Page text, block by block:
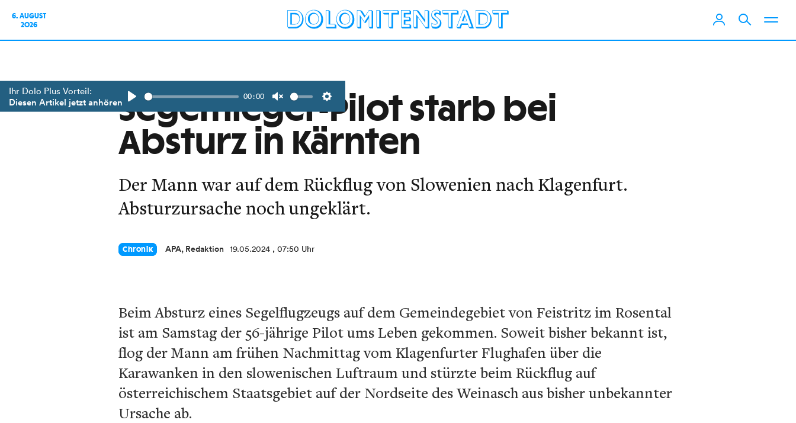
6. AUGUST
2026
Ihr Dolo Plus Vorteil:
Diesen Artikel jetzt anhören
Play
00:00
Unmute Settings
Segelflieger-Pilot starb bei
Absturz in Kärnten
Der Mann war auf dem Rückflug von Slowenien nach Klagenfurt.
Absturzursache noch ungeklärt.
Chronik APA, Redaktion 19.05.2024 , 07:50 Uhr
Beim Absturz eines Segelflugzeugs auf dem Gemeindegebiet von Feistritz im Rosental
ist am Samstag der 56-jährige Pilot ums Leben gekommen. Soweit bisher bekannt ist,
flog der Mann am frühen Nachmittag vom Klagenfurter Flughafen über die
Karawanken in den slowenischen Luftraum und stürzte beim Rückflug auf
österreichischem Staatsgebiet auf der Nordseite des Weinasch aus bisher unbekannter
Ursache ab.